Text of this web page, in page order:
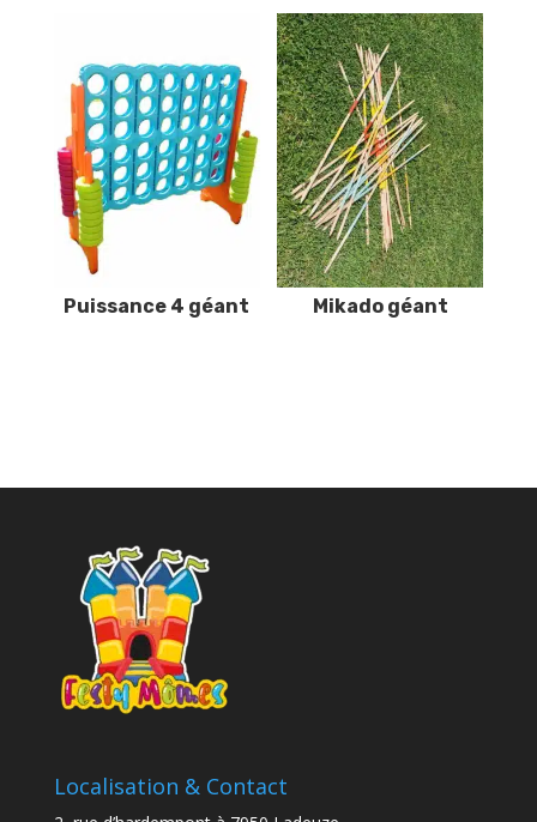
Puissance 4 géant Mikado géant
Localisation & Contact